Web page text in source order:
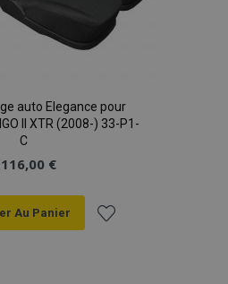
auto Elegance pour
II XTR (2008-) 33-P1-
C
116,00 €
Au Panier